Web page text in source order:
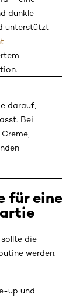
dunkle
unterstützt
darauf,
Bei
für eine
die
werden.
up und